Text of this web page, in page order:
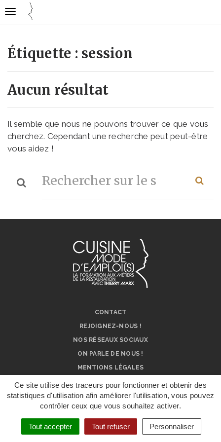
Gestion des traceurs
Ce site utilise des traceurs pour fonctionner et obtenir des
statistiques d'utilisation afin améliorer l'utilisation, vous pouvez
contrôler ceux que vous souhaitez activer.
Tout accepter Tout refuser Personnaliser
Cuisine
emploi
DÉPOSER UN
Ouvrir
Étiquette : session
Aucun résultat
Il semble que nous ne pouvons trouver ce que vous
cherchez. Cependant une recherche peut peut-être
vous aidez !
CONTACT
REJOIGNEZ-NOUS !
NOS RÉSEAUX SOCIAUX
ON PARLE DE NOUS !
MENTIONS LÉGALES